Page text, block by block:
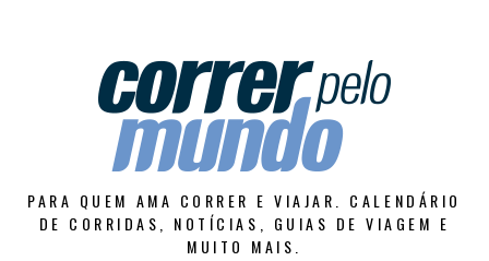
PARA QUEM AMA CORRER E VIAJAR. CALENDÁRIO
DE CORRIDAS, NOTÍCIAS, GUIAS DE VIAGEM E
MUITO MAIS.